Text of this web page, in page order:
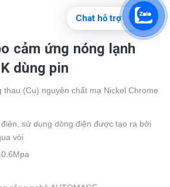
cảm ứng nóng lạnh
dùng pin
(Cu) nguyên chất mạ Nickel Chrome
sử dụng dòng điện được tạo ra bởi
vòi
Chat hỗ trợ